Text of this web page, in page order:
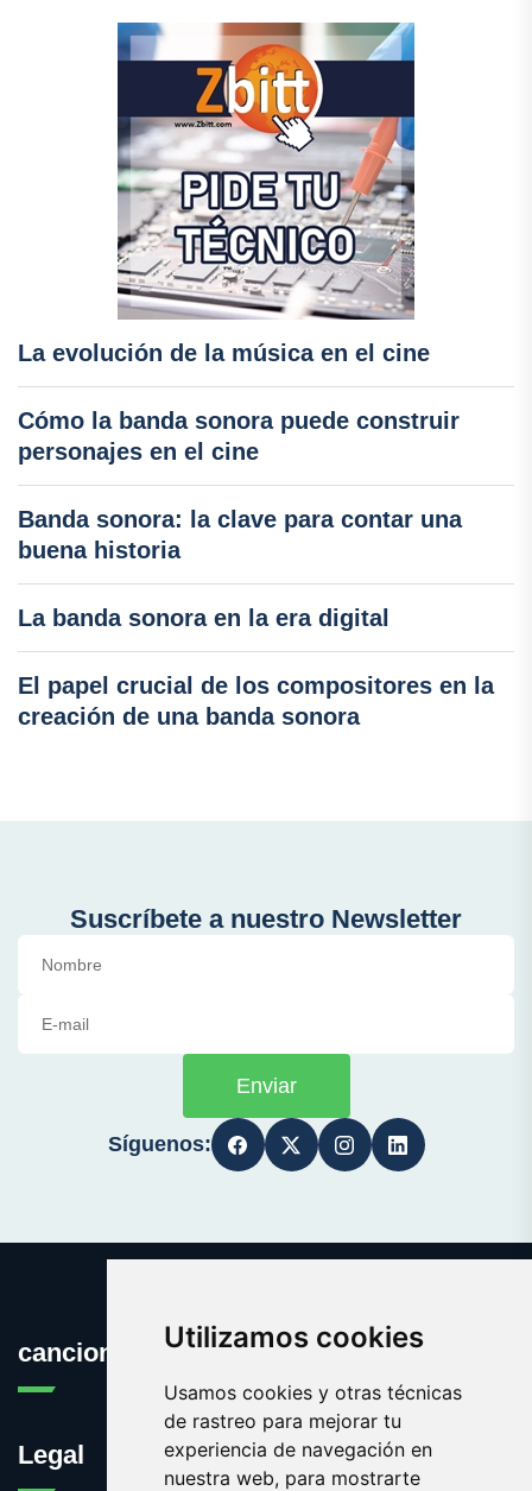
Utilizamos cookies
Usamos cookies y otras técnicas
de rastreo para mejorar tu
experiencia de navegación en
nuestra web, para mostrarte
La evolución de la música en el cine
Cómo la banda sonora puede construir
personajes en el cine
Banda sonora: la clave para contar una
buena historia
La banda sonora en la era digital
El papel crucial de los compositores en la
creación de una banda sonora
Suscríbete a nuestro Newsletter
Enviar
Síguenos:
cancionesdelcine.com
Legal